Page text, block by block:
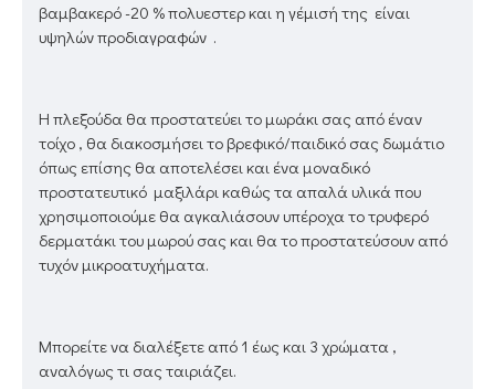
βαμβακερό -20 % πολυεστερ και η γέμισή της είναι
υψηλών προδιαγραφών .
Η πλεξούδα θα προστατεύει το μωράκι σας από έναν
τοίχο , θα διακοσμήσει το βρεφικό/παιδικό σας δωμάτιο
όπως επίσης θα αποτελέσει και ένα μοναδικό
προστατευτικό μαξιλάρι καθώς τα απαλά υλικά που
χρησιμοποιούμε θα αγκαλιάσουν υπέροχα το τρυφερό
δερματάκι του μωρού σας και θα το προστατεύσουν από
τυχόν μικροατυχήματα.
Μπορείτε να διαλέξετε από 1 έως και 3 χρώματα ,
αναλόγως τι σας ταιριάζει.